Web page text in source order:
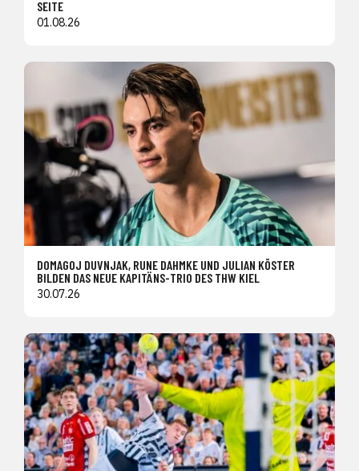
SEITE
01.08.26
DOMAGOJ DUVNJAK, RUNE DAHMKE UND JULIAN KÖSTER
BILDEN DAS NEUE KAPITÄNS-TRIO DES THW KIEL
30.07.26